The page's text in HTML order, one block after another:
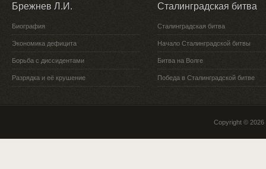
Брежнев Л.И.
Биография
Экономика дефицита
Борьба с диссидентами
Разрядка и её крушение
Сталинградская битва
Сталинградская битва
Начало Сталинградской битвы
Битва на Волге
Победа в Сталинградской битве
Copyright © 2026